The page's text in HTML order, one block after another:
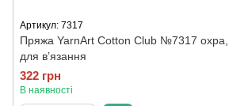
Артикул: 7317
Пряжа YarnArt Cotton Club №7317 охра,
для в’язання
322 грн
В наявності